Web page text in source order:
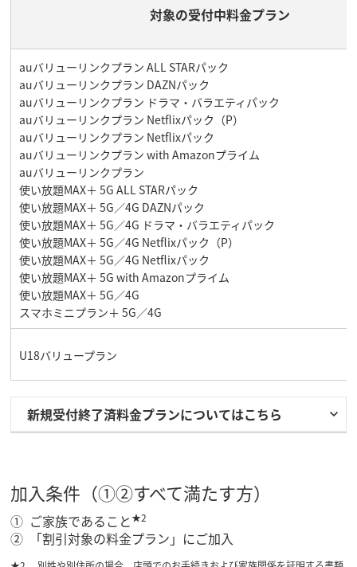
対象の受付中料金プラン
auバリューリンクプラン ALL STARパック
auバリューリンクプラン DAZNパック
auバリューリンクプラン ドラマ・バラエティパック
auバリューリンクプラン Netflixパック（P）
auバリューリンクプラン Netflixパック
auバリューリンクプラン with Amazonプライム
auバリューリンクプラン
使い放題MAX＋ 5G ALL STARパック
使い放題MAX＋ 5G／4G DAZNパック
使い放題MAX＋ 5G／4G ドラマ・バラエティパック
使い放題MAX＋ 5G／4G Netflixパック（P）
使い放題MAX＋ 5G／4G Netflixパック
使い放題MAX＋ 5G with Amazonプライム
使い放題MAX＋ 5G／4G
スマホミニプラン＋ 5G／4G
U18バリュープラン
新規受付終了済料金プランについてはこちら
加入条件（①②すべて満たす方）
ご家族であること★2
「割引対象の料金プラン」にご加入